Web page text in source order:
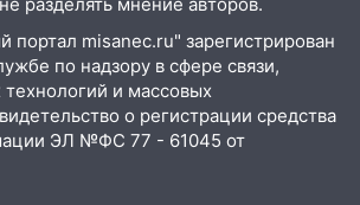
холодную воду
двоих участников
схемы при ЦГКБ
на 7 и 8 лет
сбили над
misanec.ru" зарегистрирован
по надзору в сфере связи,
и массовых
о регистрации средства
ЭЛ №ФС 77 - 61045 от